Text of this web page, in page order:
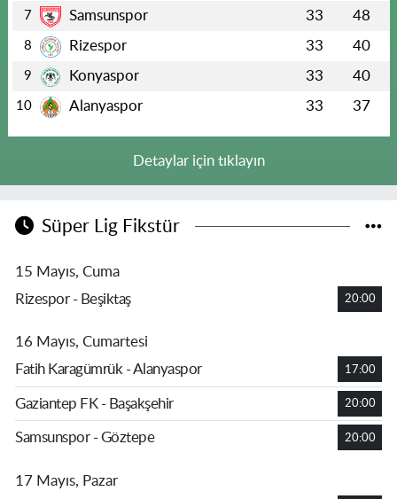
7 Samsunspor 33 48
8 Rizespor 33 40
9 Konyaspor 33 40
10 Alanyaspor 33 37
Detaylar için tıklayın
Süper Lig Fikstür
15 Mayıs, Cuma
Rizespor - Beşiktaş
20:00
16 Mayıs, Cumartesi
Fatih Karagümrük - Alanyaspor
17:00
Gaziantep FK - Başakşehir 20:00
Samsunspor - Göztepe 20:00
17 Mayıs, Pazar